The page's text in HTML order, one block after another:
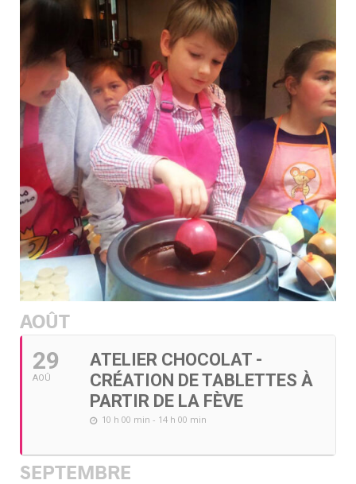
AOÛT
29
AOÛ
ATELIER CHOCOLAT -
CRÉATION DE TABLETTES À
PARTIR DE LA FÈVE
10 h 00 min - 14 h 00 min
SEPTEMBRE